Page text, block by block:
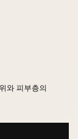
와 피부층의